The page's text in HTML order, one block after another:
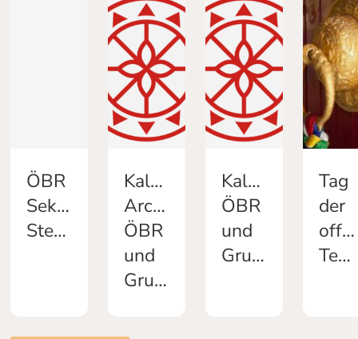
ÖBR
Sekretariat
Stellenausschreibung
Kalender
Archiv
ÖBR
und
Gruppen
Kalender
ÖBR
und
Gruppen
Tag
der
Tempeltüren